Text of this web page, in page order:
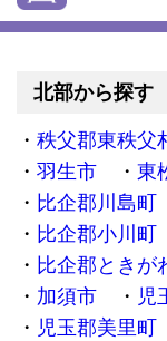
北部から探す
秩父郡東秩父
羽生市
東
比企郡川島町
比企郡小川町
比企郡ときが
加須市
児
児玉郡美里町